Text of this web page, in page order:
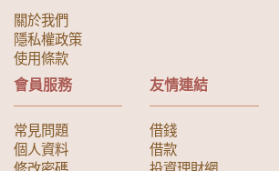
關於我們
隱私權政策
使用條款
會員服務
常見問題
個人資料
友情連結
借錢
借款